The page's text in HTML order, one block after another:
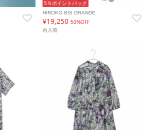
5％ポイントバック
HIROKO BIS GRANDE
¥19,25050%OFF
再入荷